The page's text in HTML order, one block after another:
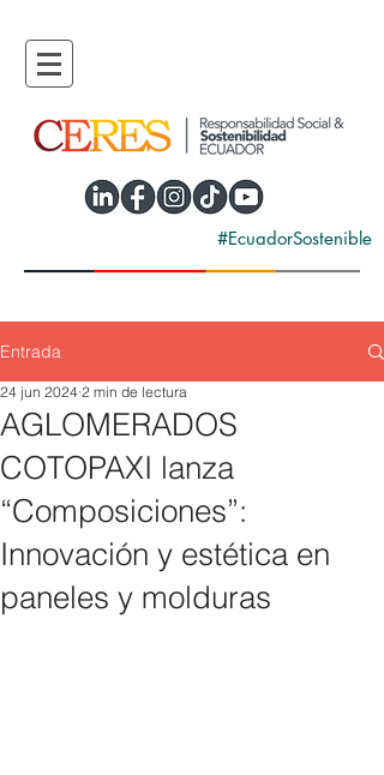
#EcuadorSostenible
Entrada
AGLOMERADOS
COTOPAXI lanza
“Composiciones”:
Innovación y estética en
paneles y molduras
24 jun 2024 2 min de lectura